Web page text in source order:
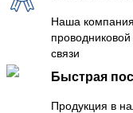
Наша
связи
Быстрая
Продукция в